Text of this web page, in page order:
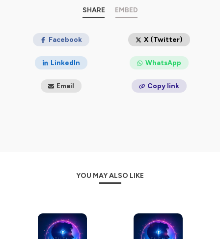
SHARE EMBED
Facebook X (Twitter)
LinkedIn WhatsApp
Email Copy link
YOU MAY ALSO LIKE